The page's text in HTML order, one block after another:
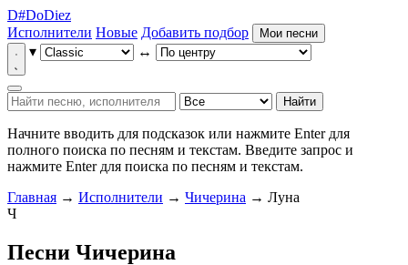
D#DoDiez
Исполнители Новые Добавить подбор Мои песни
▾ ↔
Найти
Начните вводить для подсказок или нажмите Enter для
полного поиска по песням и текстам. Введите запрос и
нажмите Enter для поиска по песням и текстам.
Главная → Исполнители → Чичерина → Луна
Ч
Песни Чичерина